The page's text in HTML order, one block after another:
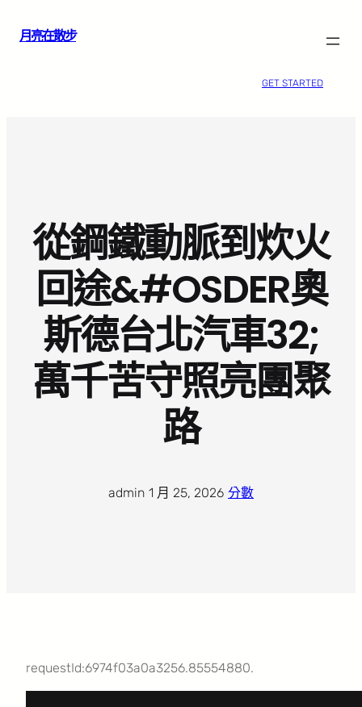
月亮在散步
GET STARTED
從鋼鐵動脈到炊火
回途&#OSDER奧
斯德台北汽車32;
萬千苦守照亮團聚
路
admin 1 月 25, 2026 分數
requestId:6974f03a0a3256.85554880.